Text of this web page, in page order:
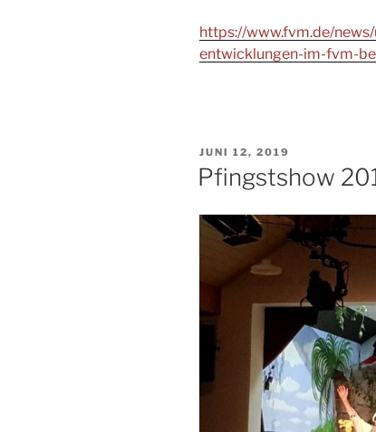
https://www.fvm.de/
entwicklungen-im-fvm-
VERÖFFENTLICHT
AM
JUNI 12, 2019
Pfingstshow